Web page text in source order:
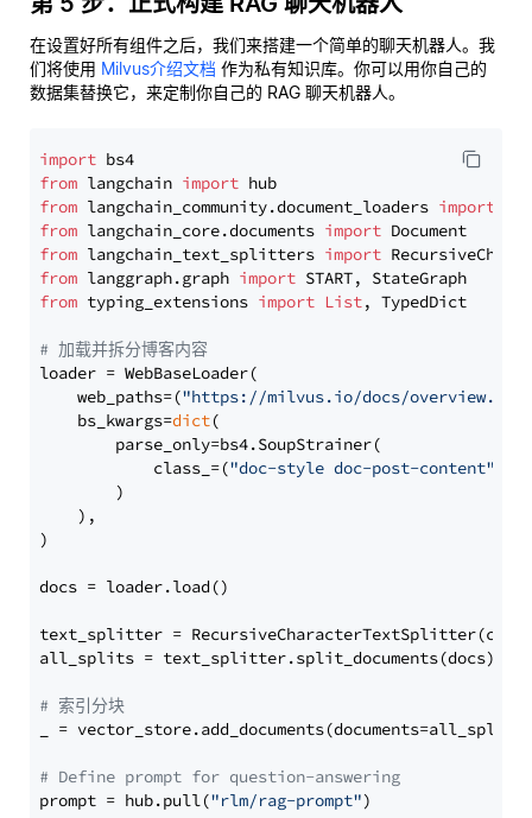
在设置好所有组件之后，我们来搭建一个简单的聊天机器人。我
们将使用 Milvus介绍文档 作为私有知识库。你可以用你自己的
数据集替换它，来定制你自己的 RAG 聊天机器人。
import
from langchain import
from langchain_community.document_loaders import
from langchain_core.documents import
from langchain_text_splitters import
from langgraph.graph import
from typing_extensions import List, TypedDict
# 加载并拆分博客内容
loader = WebBaseLoader(
    web_paths=(
"https://milvus.io/docs/overview.md"
    bs_kwargs=
dict(
        parse_only=bs4.SoupStrainer(
            class_=(
"doc-style doc-post-content"
        )
    ),
)
docs = loader.load()
text_splitter =
all_splits = text_splitter.split_documents(docs)
# 索引分块
_ = vector_store.add_documents(documents=all_splits)
# Define prompt for question-answering
prompt = hub.pull("rlm/rag-prompt")